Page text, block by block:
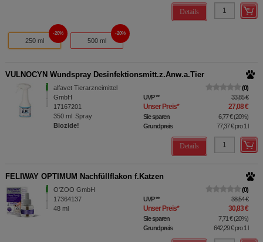
Details
250 ml
20%
500 ml
20%
VULNOCYN Wundspray Desinfektionsmitt.z.Anw.a.Tier
alfavet Tierarzneimittel
GmbH
17167201
350 ml Spray
Biozide!
0
UVP** 33,85 €
Unser Preis* 27,08 €
Sie sparen 6,77 €(20%)
Grundpreis
77,37 €pro 1 l
Details
FELIWAY OPTIMUM Nachfüllflakon f.Katzen
O'ZOO GmbH
17364137
48 ml
0
UVP** 38,54 €
Unser Preis* 30,83 €
Sie sparen 7,71 €(20%)
Grundpreis
642,29 €pro 1 l